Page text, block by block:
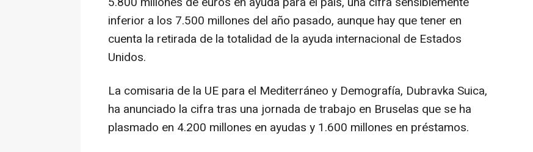
inferior a los 7.500 millones del año pasado, aunque hay que tener en
cuenta la retirada de la totalidad de la ayuda internacional de Estados
Unidos.
La comisaria de la UE para el Mediterráneo y Demografía, Dubravka Suica,
ha anunciado la cifra tras una jornada de trabajo en Bruselas que se ha
plasmado en 4.200 millones en ayudas y 1.600 millones en préstamos.